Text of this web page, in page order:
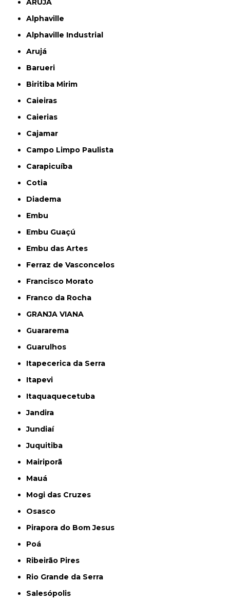
ARUJÁ
Alphaville
Alphaville Industrial
Arujá
Barueri
Biritiba Mirim
Caieiras
Caierias
Cajamar
Campo Limpo Paulista
Carapicuíba
Cotia
Diadema
Embu
Embu Guaçú
Embu das Artes
Ferraz de Vasconcelos
Francisco Morato
Franco da Rocha
GRANJA VIANA
Guararema
Guarulhos
Itapecerica da Serra
Itapevi
Itaquaquecetuba
Jandira
Jundiaí
Juquitiba
Mairiporã
Mauá
Mogi das Cruzes
Osasco
Pirapora do Bom Jesus
Poá
Ribeirão Pires
Rio Grande da Serra
Salesópolis